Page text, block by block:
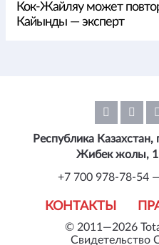
Кок-Жайляу может
Кайынды — эксперт
© 2011—2026
КОНТАКТЫ
Республика
Жибек жолы,
+7 700 978-78-54